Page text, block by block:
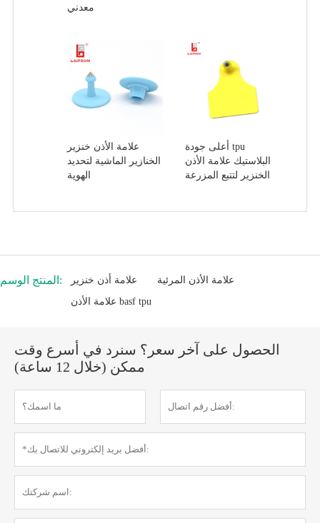
معدني
علامة الأذن خنزير
الخنازير الماشية لتحديد
الهوية
أعلى جودة tpu
البلاستيك علامة الأذن
الخنزير لتتبع المزرعة
المنتج الوسم: علامة أذن خنزير
علامة الأذن المرئية
علامة الأذن basf tpu
الحصول على آخر سعر؟ سنرد في أسرع وقت
ممكن (خلال 12 ساعة)